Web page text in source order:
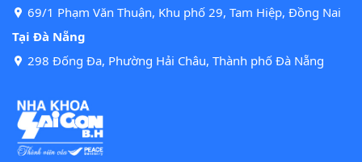
69/1 Phạm Văn Thuận, Khu phố 29, Tam Hiệp, Đồng Nai
Tại Đà Nẵng
298 Đống Đa, Phường Hải Châu, Thành phố Đà Nẵng